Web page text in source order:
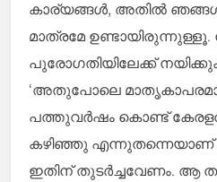
കാര്യങ്ങള്‍, അതില്‍
മാത്രമേ ഉണ്ടായിരുന്നുള്ളൂ.
പുരോഗതിയിലേക്ക്
‘അതുപോലെ
പത്തുവർഷം കൊണ്ട്
കഴിഞ്ഞു
ഇതിന് തുടർച്ചവേണം. ആ